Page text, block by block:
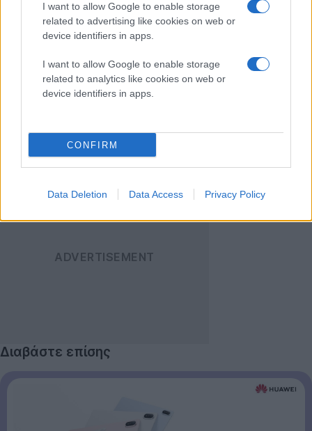
I want to allow Google to enable storage
related to advertising like cookies on web or
device identifiers in apps.
I want to allow Google to enable storage
related to analytics like cookies on web or
device identifiers in apps.
CONFIRM
Data Deletion Data Access Privacy Policy
Διαβάστε επίσης